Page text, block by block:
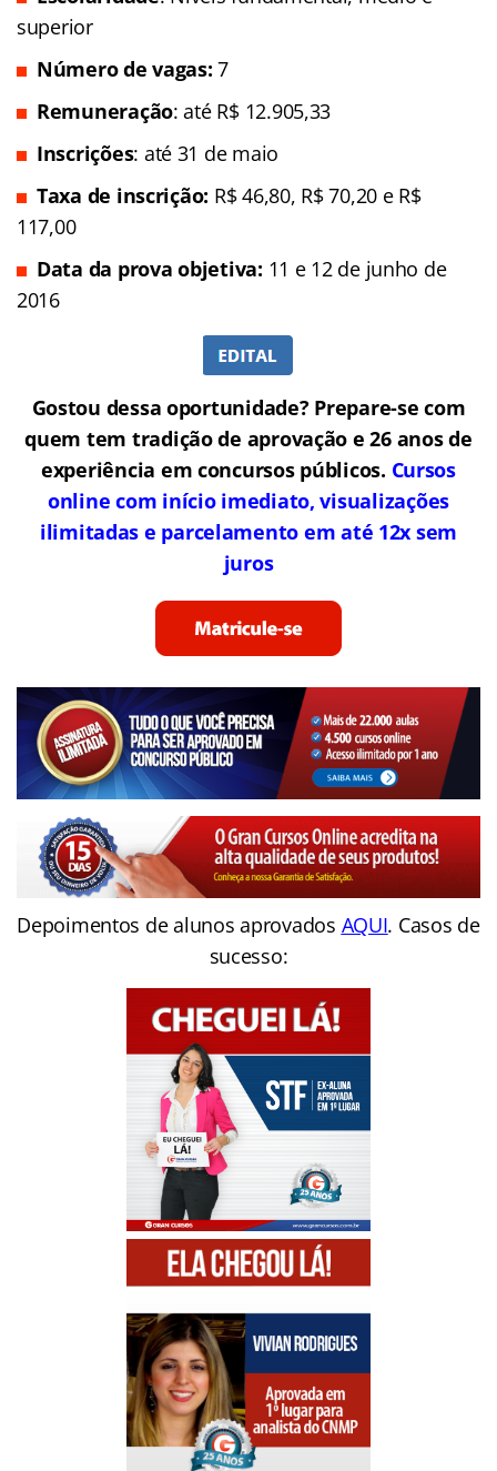
superior
Número de vagas:7
Remuneração: até R$ 12.905,33
Inscrições: até 31 de maio
Taxa de inscrição: R$ 46,80, R$ 70,20 e R$
117,00
Data da prova objetiva: 11 e 12 de junho de
2016
Gostou dessa oportunidade? Prepare-se com
quem tem tradição de aprovação e 26 anos de
experiência em concursos públicos. Cursos
online com início imediato, visualizações
ilimitadas e parcelamento em até 12x sem
juros
Depoimentos de alunos aprovados AQUI. Casos de
sucesso: